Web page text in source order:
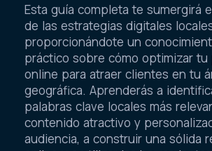
Esta guía completa te sumergirá
de las estrategias digitales
proporcionándote un
práctico sobre cómo optimizar tu
online para atraer clientes en tu
geográfica. Aprenderás a
palabras clave locales más
contenido atractivo y
audiencia, a construir una sólida